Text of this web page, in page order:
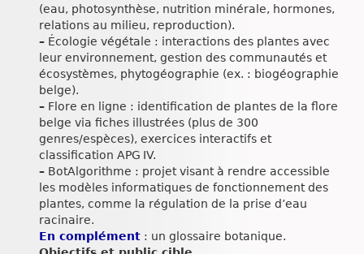
(eau, photosynthèse, nutrition minérale, hormones,
relations au milieu, reproduction).
– Écologie végétale : interactions des plantes avec
leur environnement, gestion des communautés et
écosystèmes, phytogéographie (ex. : biogéographie
belge).
– Flore en ligne : identification de plantes de la flore
belge via fiches illustrées (plus de 300
genres/espèces), exercices interactifs et
classification APG IV.
– BotAlgorithme : projet visant à rendre accessible
les modèles informatiques de fonctionnement des
plantes, comme la régulation de la prise d’eau
racinaire.
En complément : un glossaire botanique.